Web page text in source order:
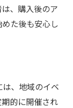
、購入後のア
た後も安心し
、地域のイベ
的に開催され